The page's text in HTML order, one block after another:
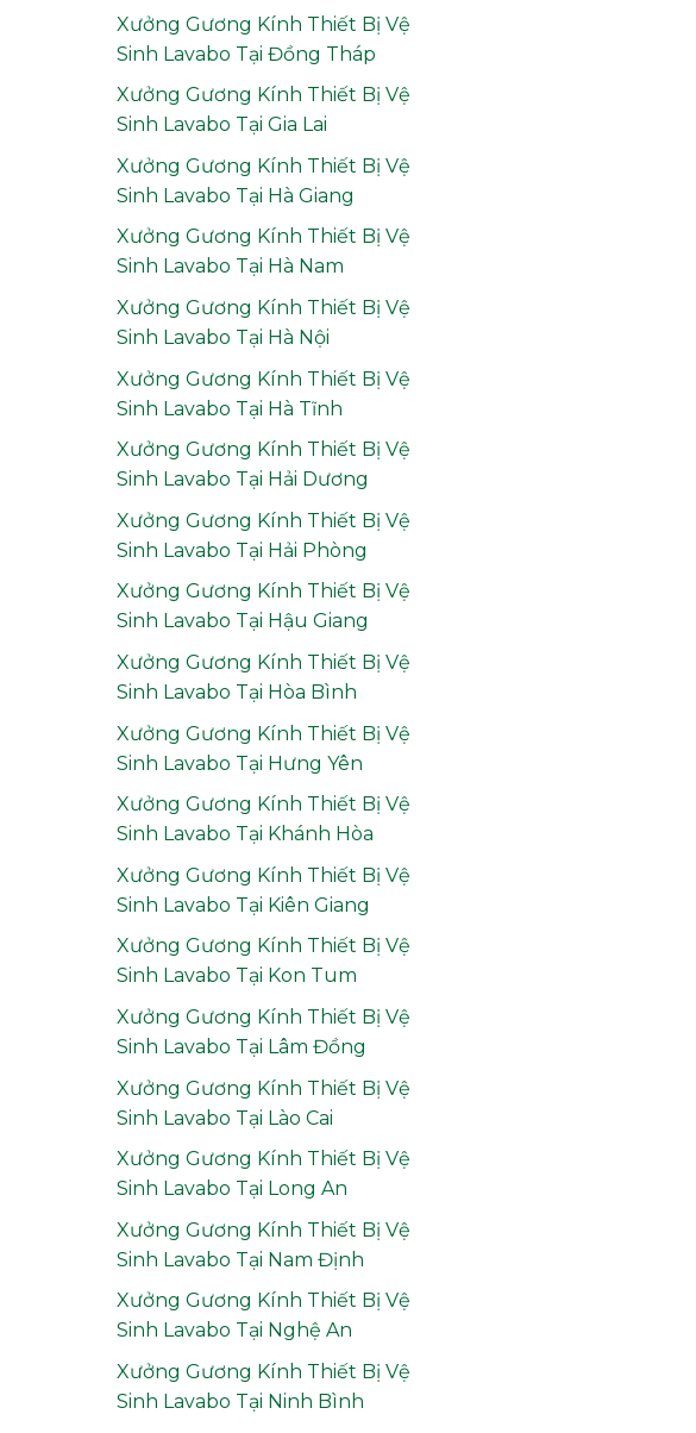
Xưởng Gương Kính Thiết Bị Vệ
Sinh Lavabo Tại Đồng Tháp
Xưởng Gương Kính Thiết Bị Vệ
Sinh Lavabo Tại Gia Lai
Xưởng Gương Kính Thiết Bị Vệ
Sinh Lavabo Tại Hà Giang
Xưởng Gương Kính Thiết Bị Vệ
Sinh Lavabo Tại Hà Nam
Xưởng Gương Kính Thiết Bị Vệ
Sinh Lavabo Tại Hà Nội
Xưởng Gương Kính Thiết Bị Vệ
Sinh Lavabo Tại Hà Tĩnh
Xưởng Gương Kính Thiết Bị Vệ
Sinh Lavabo Tại Hải Dương
Xưởng Gương Kính Thiết Bị Vệ
Sinh Lavabo Tại Hải Phòng
Xưởng Gương Kính Thiết Bị Vệ
Sinh Lavabo Tại Hậu Giang
Xưởng Gương Kính Thiết Bị Vệ
Sinh Lavabo Tại Hòa Bình
Xưởng Gương Kính Thiết Bị Vệ
Sinh Lavabo Tại Hưng Yên
Xưởng Gương Kính Thiết Bị Vệ
Sinh Lavabo Tại Khánh Hòa
Xưởng Gương Kính Thiết Bị Vệ
Sinh Lavabo Tại Kiên Giang
Xưởng Gương Kính Thiết Bị Vệ
Sinh Lavabo Tại Kon Tum
Xưởng Gương Kính Thiết Bị Vệ
Sinh Lavabo Tại Lâm Đồng
Xưởng Gương Kính Thiết Bị Vệ
Sinh Lavabo Tại Lào Cai
Xưởng Gương Kính Thiết Bị Vệ
Sinh Lavabo Tại Long An
Xưởng Gương Kính Thiết Bị Vệ
Sinh Lavabo Tại Nam Định
Xưởng Gương Kính Thiết Bị Vệ
Sinh Lavabo Tại Nghệ An
Xưởng Gương Kính Thiết Bị Vệ
Sinh Lavabo Tại Ninh Bình